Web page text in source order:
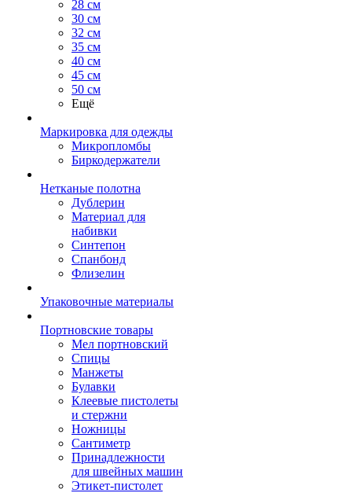
28 см
30 см
32 см
35 см
40 см
45 см
50 см
Ещё
Маркировка для одежды
Микропломбы
Биркодержатели
Нетканые полотна
Дублерин
Материал для
набивки
Синтепон
Спанбонд
Флизелин
Упаковочные материалы
Портновские товары
Мел портновский
Спицы
Манжеты
Булавки
Клеевые пистолеты
и стержни
Ножницы
Сантиметр
Принадлежности
для швейных машин
Этикет-пистолет